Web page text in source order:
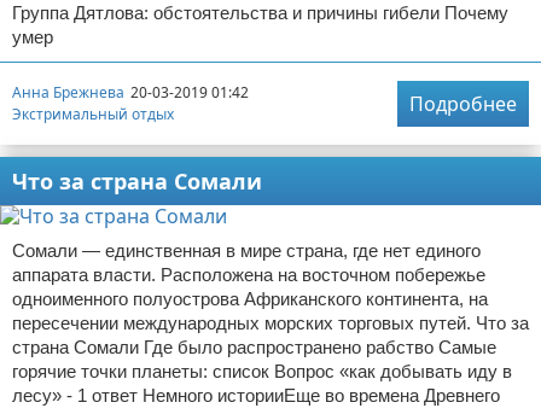
Группа Дятлова: обстоятельства и причины гибели Почему
умер
Анна Брежнева 20-03-2019 01:42
Экстримальный отдых
Подробнее
Что за страна Сомали
Сомали — единственная в мире страна, где нет единого
аппарата власти. Расположена на восточном побережье
одноименного полуострова Африканского континента, на
пересечении международных морских торговых путей. Что за
страна Сомали Где было распространено рабство Самые
горячие точки планеты: список Вопрос «как добывать иду в
лесу» - 1 ответ Немного историиЕще во времена Древнего